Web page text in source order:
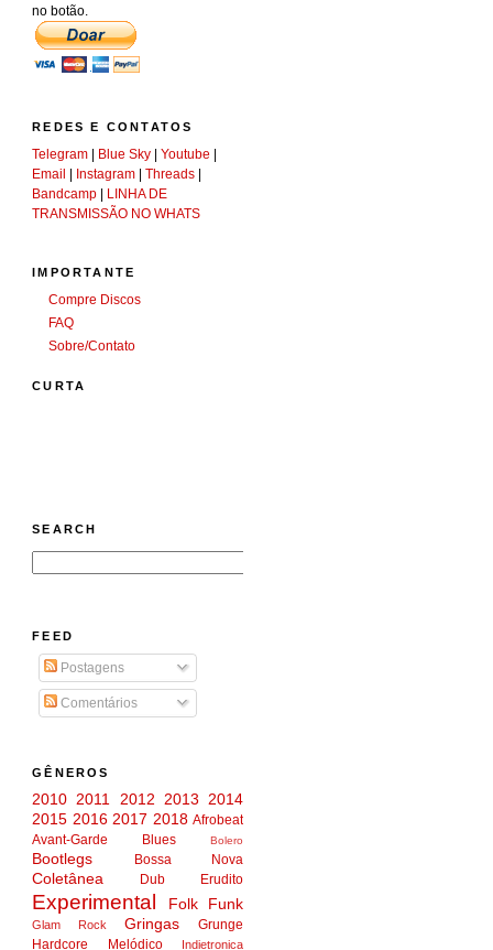
no botão.
REDES E CONTATOS
Telegram | Blue Sky |Youtube |
Email | Instagram |Threads |
Bandcamp | LINHA DE
TRANSMISSÃO NO WHATS
IMPORTANTE
Compre Discos
FAQ
Sobre/Contato
CURTA
SEARCH
FEED
Postagens
Comentários
GÊNEROS
2010 2011 2012 2013 2014
2015 2016 2017 2018 Afrobeat
Avant-Garde
Blues Bolero
Bootlegs Bossa Nova
Coletânea Dub Erudito
Experimental Folk Funk
Glam Rock Gringas
Grunge
Hardcore Melódico
Indietronica